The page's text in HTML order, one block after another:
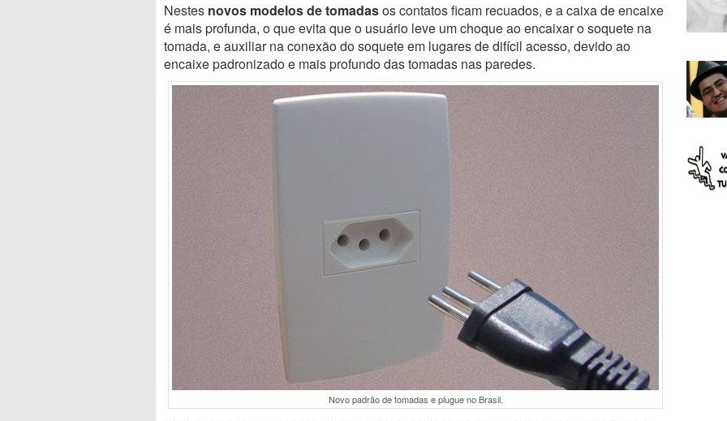
Nestes novos modelos de tomadasos contatos ficam recuados, e a caixa de encaixe
é mais profunda, o que evita que o usuário leve um choque ao encaixar o soquete na
tomada, e auxiliar na conexão do soquete em lugares de difícil acesso, devido ao
encaixe padronizado e mais profundo das tomadas nas paredes.
Novo padrão de tomadas e plugue no Brasil.